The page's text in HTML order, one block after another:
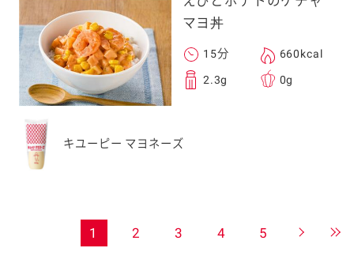
マヨ丼
15分 660kcal
2.3g 0g
キユーピー マヨネーズ
1 2 3 4 5